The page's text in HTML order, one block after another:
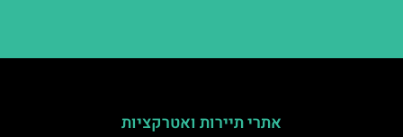
אתרי תיירות ואטרקציות